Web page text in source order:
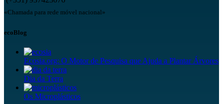
«Chamada para rede móvel nacional»
ecoBlog
Ecosia.org: O Motor de Pesquisa que Ajuda a Plantar Árvores
Dia da Terra
Os Microplásticos